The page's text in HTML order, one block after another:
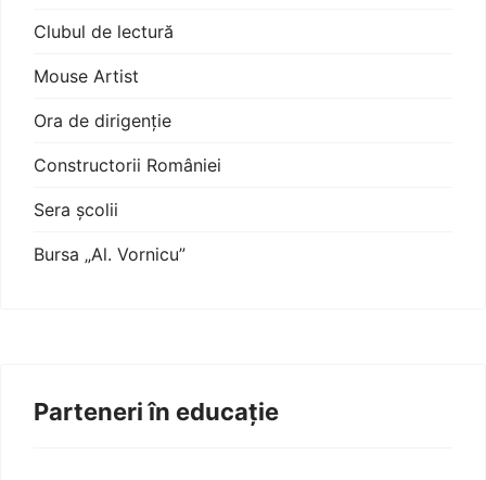
Clubul de lectură
Mouse Artist
Ora de dirigenție
Constructorii României
Sera școlii
Bursa „Al. Vornicu”
Parteneri în educație